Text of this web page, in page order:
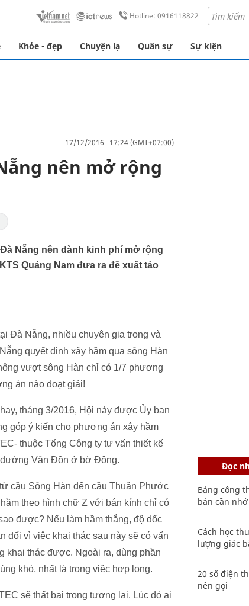
Hotline: 0916118822
Khỏe - đẹp Chuyện lạ Quân sự Sự kiện
17/12/2016 17:24 (GMT+07:00)
nên mở rộng
Nẵng nên dành kinh phí mở rộng
Quảng Nam đưa ra đề xuất táo
Đà Nẵng, nhiều chuyên gia trong và
quyết định xây hầm qua sông Hàn
vượt sông Hàn chỉ có 1/7 phương
án nào đoạt giải!
tháng 3/2016, Hội này được Ủy ban
góp ý kiến cho phương án xây hầm
thuộc Tổng Công ty tư vấn thiết kế
Vân Đồn ở bờ Đông.
cầu Sông Hàn đến cầu Thuận Phước
theo hình chữ Z với bán kính chỉ có
được? Nếu làm hầm thẳng, độ dốc
đối vì việc khai thác sau này sẽ có vấn
khai thác được. Ngoài ra, dùng phần
khó, nhất là trong việc hợp long.
sẽ thất bại trong tương lai. Lúc đó ai
Đọc
Bảng công
bản cần nhớ
Cách học
lượng giác
20 số điện
nên gọi